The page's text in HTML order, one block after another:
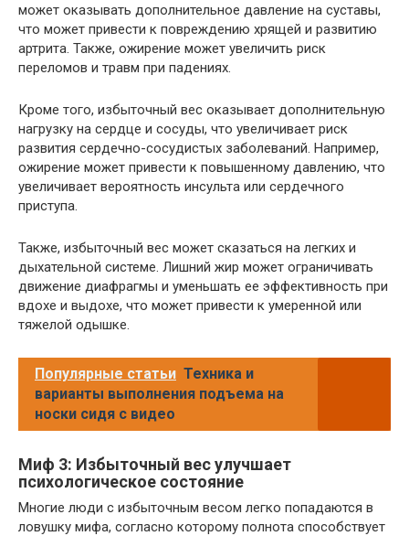
может оказывать дополнительное давление на суставы,
что может привести к повреждению хрящей и развитию
артрита. Также, ожирение может увеличить риск
переломов и травм при падениях.
Кроме того, избыточный вес оказывает дополнительную
нагрузку на сердце и сосуды, что увеличивает риск
развития сердечно-сосудистых заболеваний. Например,
ожирение может привести к повышенному давлению, что
увеличивает вероятность инсульта или сердечного
приступа.
Также, избыточный вес может сказаться на легких и
дыхательной системе. Лишний жир может ограничивать
движение диафрагмы и уменьшать ее эффективность при
вдохе и выдохе, что может привести к умеренной или
тяжелой одышке.
Популярные статьи Техника и
варианты выполнения подъема на
носки сидя с видео
Миф 3: Избыточный вес улучшает
психологическое состояние
Многие люди с избыточным весом легко попадаются в
ловушку мифа, согласно которому полнота способствует